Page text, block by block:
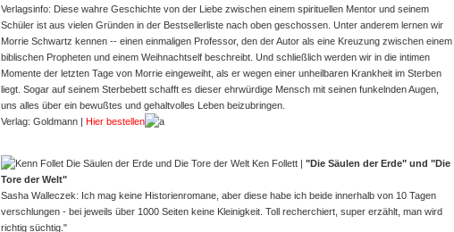
Verlagsinfo: Diese wahre Geschichte von der Liebe zwischen einem spirituellen Mentor und seinem
Schüler ist aus vielen Gründen in der Bestsellerliste nach oben geschossen. Unter anderem lernen wir
Morrie Schwartz kennen -- einen einmaligen Professor, den der Autor als eine Kreuzung zwischen einem
biblischen Propheten und einem Weihnachtself beschreibt. Und schließlich werden wir in die intimen
Momente der letzten Tage von Morrie eingeweiht, als er wegen einer unheilbaren Krankheit im Sterben
liegt. Sogar auf seinem Sterbebett schafft es dieser ehrwürdige Mensch mit seinen funkelnden Augen,
uns alles über ein bewußtes und gehaltvolles Leben beizubringen.
Verlag: Goldmann
Hier bestellen
Ken Follett
"Die Säulen der Erde" und "Die
Tore der Welt"
Sasha Walleczek: Ich mag keine Historienromane, aber diese habe ich beide innerhalb von 10 Tagen
verschlungen - bei jeweils über 1000 Seiten keine Kleinigkeit. Toll recherchiert, super erzählt, man wird
richtig süchtig."